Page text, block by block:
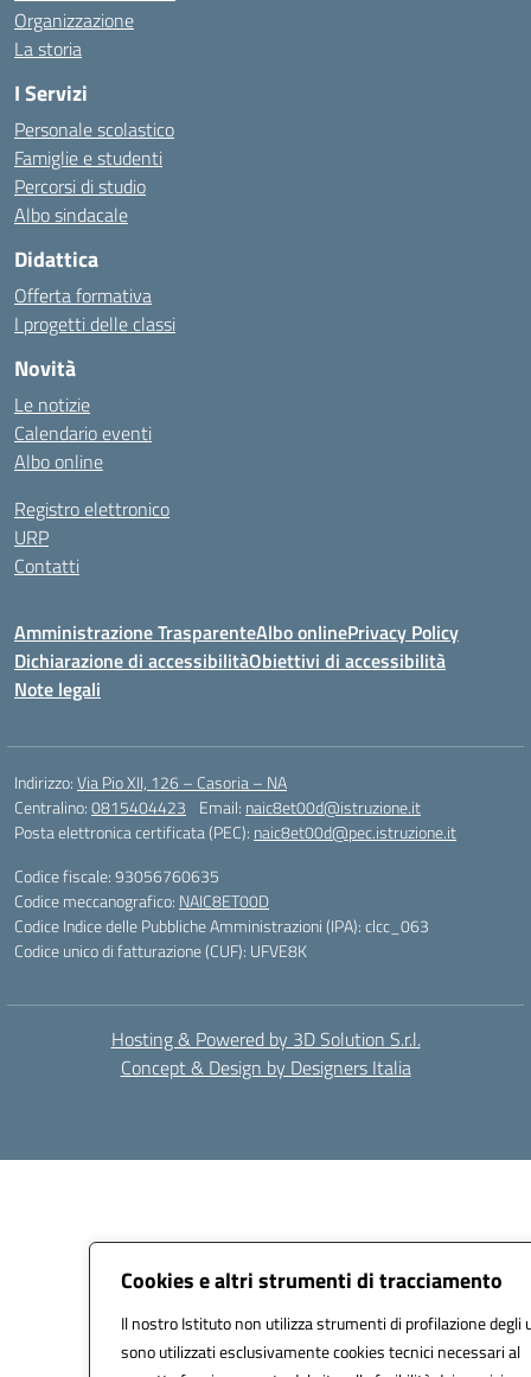
Cookies e altri strumenti di tracciamento
Il nostro Istituto non utilizza strumenti di profilazione degli
sono utilizzati esclusivamente cookies tecnici necessari al
Organizzazione
La storia
I Servizi
Personale scolastico
Famiglie e studenti
Percorsi di studio
Albo sindacale
Didattica
Offerta formativa
I progetti delle classi
Novità
Le notizie
Calendario eventi
Albo online
Registro elettronico
URP
Contatti
Amministrazione TrasparenteAlbo onlinePrivacy Policy
Dichiarazione di accessibilitàObiettivi di accessibilità
Note legali
Indirizzo:Via Pio XII, 126 – Casoria – NA
Centralino:0815404423 Email: naic8et00d@istruzione.it
Posta elettronica certificata (PEC): naic8et00d@pec.istruzione.it
Codice fiscale: 93056760635
Codice meccanografico: NAIC8ET00D
Codice Indice delle Pubbliche Amministrazioni (IPA): clcc_063
Codice unico di fatturazione (CUF): UFVE8K
Hosting & Powered by 3D Solution S.r.l.
Concept & Design by Designers Italia